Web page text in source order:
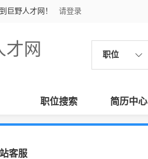
巨野人才网！ 请登录
才网 职位
职位搜索 简历中心
客服